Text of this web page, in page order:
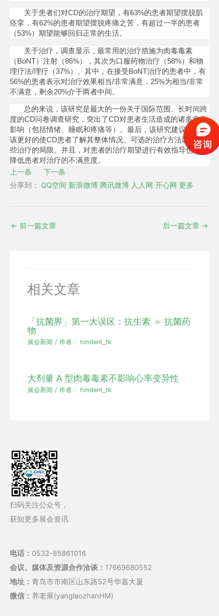
关于患者们对CD的治疗期望，有63%的患者期望摆脱肌
痉挛，有62%的患者期望摆脱疼痛之苦，有超过一半的患者
（53%）期望能够回归正常的生活。
关于治疗，调查显示，最常用的治疗措施为肉毒毒素
（BoNT）注射（86%），其次为口服药物治疗（58%）和物
理疗法/理疗（37%）。其中，在接受BoNT治疗的患者中，有
56%的患者表示对治疗效果相当/非常满意，25%为相当/非常
不满意，剩余20%介于两者中间。
总的来说，该研究是最大的一份关于国际范围、长时间跨
度的CD问卷调查研究，突出了CD对患者生活造成的诸多负面
影响（包括情绪、睡眠和疼痛等）。最后，该研究建议是，应
该更好的使CD患者了解其整体情况、可选的治疗方法以及这
些治疗的局限。并且，对患者的治疗期望进行有效指导也可以
降低患者对治疗的不满意度。
上一条
下一条
分享到：
QQ空间 新浪微博 腾讯微博 人人网 开心网 更多
← 前一篇文章 后一篇文章 →
相关文章
「抗菌界」第一大误区：抗生素 ＝ 抗菌药
物
展会新闻 / 作者： hmdent_tk
大剂量 A 型肉毒毒素不影响心率变异性
展会新闻 / 作者： hmdent_tk
扫码关注公众号，
获知更多展会资讯
电话： 0532-85861016
会议、媒体及资源合作洽谈： 17669680552
地址： 青岛市市南区山东路52号华嘉大厦
微信： 养老展(yanglaozhanHM)